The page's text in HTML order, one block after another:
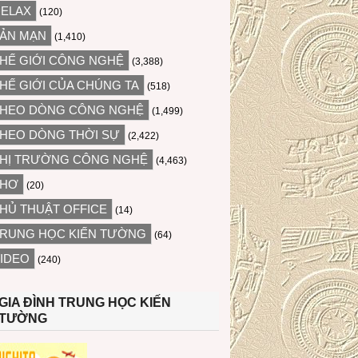
(120)
MẠN (1,410)
GIỚI CÔNG NGHỆ (3,388)
GIỚI CỦA CHÚNG TA (518)
DÒNG CÔNG NGHỆ (1,499)
DÒNG THỜI SỰ (2,422)
TRƯỜNG CÔNG NGHỆ (4,463)
(20)
THUẬT OFFICE (14)
HỌC KIẾN TƯỜNG (64)
(240)
ĐÌNH TRUNG HỌC KIẾN